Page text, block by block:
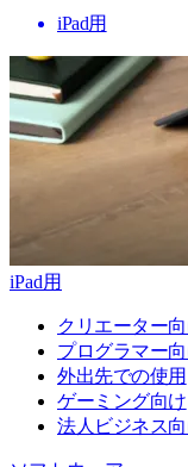
iPad用
iPad用
クリエーター
プログラマー
外出先での使用
ゲーミング向け
法人ビジネス